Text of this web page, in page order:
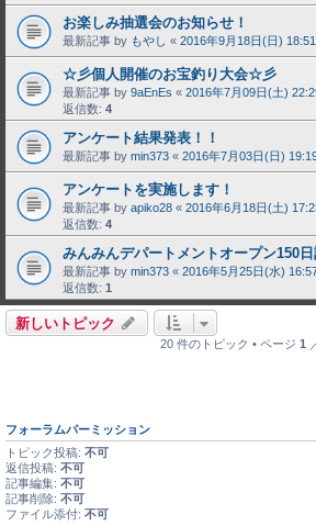
お楽しみ抽選会のお知らせ！
最新記事 by もやし « 2016年9月18日(日) 18:51
☆彡個人開催のお宝釣り大会☆彡
最新記事 by 9aEnEs « 2016年7月09日(土)
返信数: 4
アンケート結果発表！！
最新記事 by min373 « 2016年7月03日(日)
アンケートを実施します！
最新記事 by apiko28 « 2016年6月18日(土)
返信数: 4
みんみんデパートメントオープン150日
最新記事 by min373 « 2016年5月25日(水)
返信数: 1
新しいトピック
20 件のトピック • ページ 1
フォーラムパーミッション
トピック投稿: 不可
返信投稿: 不可
記事編集: 不可
記事削除: 不可
ファイル添付: 不可